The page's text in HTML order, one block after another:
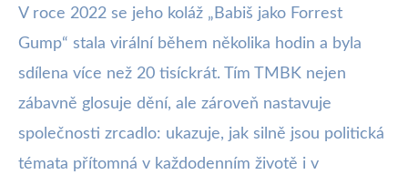
V roce 2022 se jeho koláž „Babiš jako Forrest
Gump“ stala virální během několika hodin a byla
sdílena více než 20 tisíckrát. Tím TMBK nejen
zábavně glosuje dění, ale zároveň nastavuje
společnosti zrcadlo: ukazuje, jak silně jsou politická
témata přítomná v každodenním životě i v